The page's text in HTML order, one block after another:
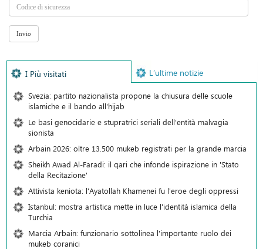
I Più visitati L’ultime notizie
Svezia: partito nazionalista propone la chiusura delle scuole
islamiche e il bando all'hijab
Le basi genocidarie e stupratrici seriali dell’entità malvagia
sionista
Arbain 2026: oltre 13.500 mukeb registrati per la grande marcia
Sheikh Awad Al-Faradi: il qari che infonde ispirazione in 'Stato
della Recitazione'
Attivista keniota: l'Ayatollah Khamenei fu l'eroe degli oppressi
Istanbul: mostra artistica mette in luce l'identità islamica della
Turchia
Marcia Arbain: funzionario sottolinea l'importante ruolo dei
mukeb coranici